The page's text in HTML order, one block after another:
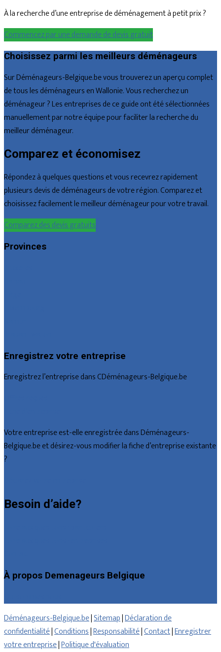
À la recherche d’une entreprise de déménagement à petit prix ?
Commencez par une demande de devis gratuit
Choisissez parmi les meilleurs déménageurs
Sur Déménageurs-Belgique.be vous trouverez un aperçu complet
de tous les déménageurs en Wallonie. Vous recherchez un
déménageur ? Les entreprises de ce guide ont été sélectionnées
manuellement par notre équipe pour faciliter la recherche du
meilleur déménageur.
Comparez et économisez
Répondez à quelques questions et vous recevrez rapidement
plusieurs devis de déménageurs de votre région. Comparez et
choisissez facilement le meilleur déménageur pour votre travail.
Comparez des devis gratuits
Provinces
Enregistrez votre entreprise
Enregistrez l’entreprise dans CDéménageurs-Belgique.be
Votre entreprise est-elle enregistrée dans Déménageurs-
Belgique.be et désirez-vous modifier la fiche d’entreprise existante
?
Besoin d’aide?
À propos Demenageurs Belgique
Déménageurs-Belgique.be|Sitemap|Déclaration de
confidentialité|Conditions|Responsabilité|Contact|Enregistrer
votre entreprise|Politique d'évaluation